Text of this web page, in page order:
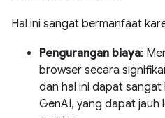
Hal ini sangat bermanfaat
Pengurangan biaya:
browser secara
dan hal ini dapat
GenAI, yang dapat jauh